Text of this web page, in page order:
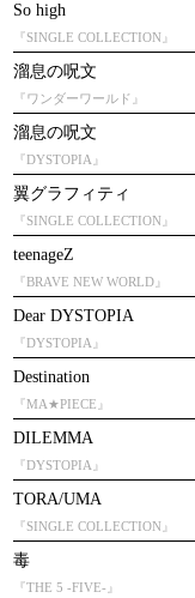
So high
『SINGLE COLLECTION』
溜息の呪文
『ワンダーワールド』
溜息の呪文
『DYSTOPIA』
翼グラフィティ
『SINGLE COLLECTION』
teenageZ
『BRAVE NEW WORLD』
Dear DYSTOPIA
『DYSTOPIA』
Destination
『MA★PIECE』
DILEMMA
『DYSTOPIA』
TORA/UMA
『SINGLE COLLECTION』
毒
『THE 5 -FIVE-』